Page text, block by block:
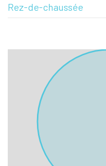
Rez-de-chaussée
bureau
Dégagement